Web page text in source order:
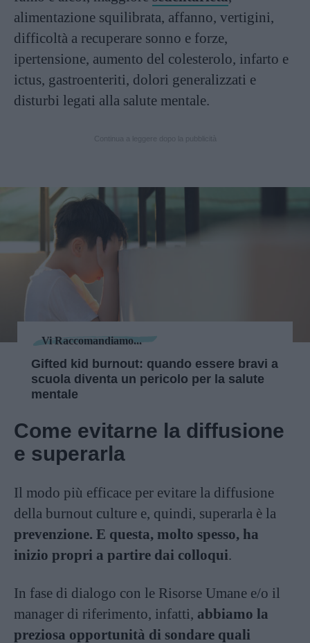
alimentazione squilibrata, affanno, vertigini,
difficoltà a recuperare sonno e forze,
ipertensione, aumento del colesterolo, infarto e
ictus, gastroenteriti, dolori generalizzati e
disturbi legati alla salute mentale.
Vi Raccomandiamo...
Gifted kid burnout: quando essere bravi a
scuola diventa un pericolo per la salute
mentale
Come evitarne la diffusione
e superarla
Il modo più efficace per evitare la diffusione
della burnout culture e, quindi, superarla è la
prevenzione. E questa, molto spesso, ha
inizio propri a partire dai colloqui.
In fase di dialogo con le Risorse Umane e/o il
manager di riferimento, infatti, abbiamo la
preziosa opportunità di sondare quali